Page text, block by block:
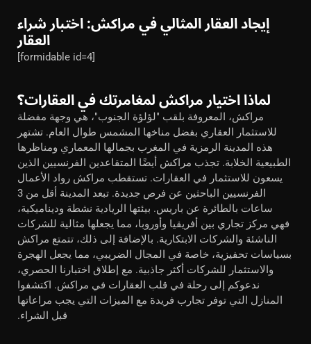
إيجاد العقار المثالي في مراكش: اختبار شراء
العقار
[formidable id=4]
لماذا اختيار مراكش لمغامرتك في العقارات؟
مراكش، المعروفة بلقب "لؤلؤة الجنوب"، هي وجهة مفضلة
للاستثمار العقاري بفضل مناخها المشمس طوال العام. تشتهر
هذه المدينة الرمزية في المغرب بجمالها المعماري ومناظرها
الطبيعية الخلابة. تجذب مراكش أيضًا المتقاعدين الفرنسيين الذين
يسعون للاستثمار في العقارات. تستقطب مراكش رواد الأعمال
الفرنسيين الباحثين عن فرص جديدة. تبعد المدينة أقل من 3
ساعات بالطائرة عن باريس. بيئتها الريادية نشطة وديناميكية،
فهي مركز تجاري بين أفريقيا وأوروبا، مما يجعلها مثالية للشركات
الناشئة والشركات الابتكارية. بالإضافة إلى ذلك، تتمتع مراكش
بسياسات تحفيزية، خاصة في المجال الضريبي، مما يجعل الهجرة
والاستثمار للشركات أكثر جاذبية. مع إطلاق اختبارنا الحصري،
ندعوكم إلى رحلة في قلب العقارات في مراكش. اكتشفوا
المنازل التي توفر تجارب فريدة مع الميزات التي يجب مراعاتها
قبل الشراء.